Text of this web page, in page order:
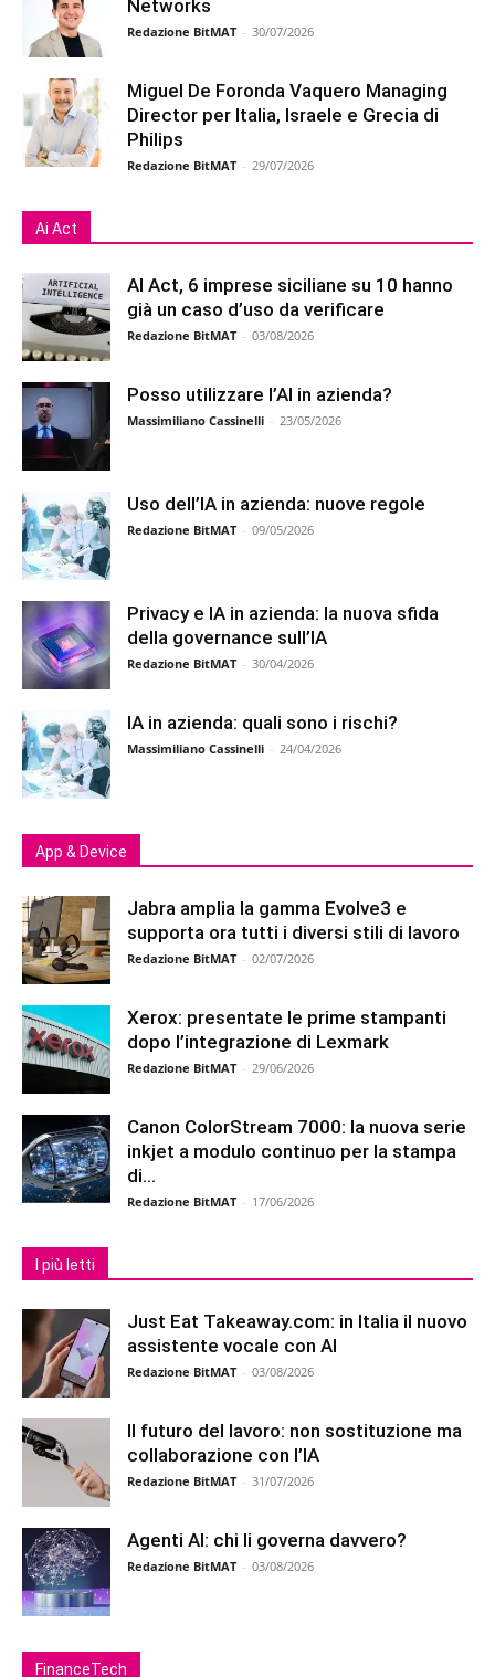
Networks
Redazione BitMAT - 30/07/2026
Miguel De Foronda Vaquero Managing
Director per Italia, Israele e Grecia di
Philips
Redazione BitMAT - 29/07/2026
Ai Act
AI Act, 6 imprese siciliane su 10 hanno
già un caso d’uso da verificare
Redazione BitMAT - 03/08/2026
Posso utilizzare l’AI in azienda?
Massimiliano Cassinelli - 23/05/2026
Uso dell’IA in azienda: nuove regole
Redazione BitMAT - 09/05/2026
Privacy e IA in azienda: la nuova sfida
della governance sull’IA
Redazione BitMAT - 30/04/2026
IA in azienda: quali sono i rischi?
Massimiliano Cassinelli - 24/04/2026
App & Device
Jabra amplia la gamma Evolve3 e
supporta ora tutti i diversi stili di lavoro
Redazione BitMAT - 02/07/2026
Xerox: presentate le prime stampanti
dopo l’integrazione di Lexmark
Redazione BitMAT - 29/06/2026
Canon ColorStream 7000: la nuova serie
inkjet a modulo continuo per la stampa
di...
Redazione BitMAT - 17/06/2026
I più letti
Just Eat Takeaway.com: in Italia il nuovo
assistente vocale con AI
Redazione BitMAT - 03/08/2026
Il futuro del lavoro: non sostituzione ma
collaborazione con l’IA
Redazione BitMAT - 31/07/2026
Agenti AI: chi li governa davvero?
Redazione BitMAT - 03/08/2026
FinanceTech